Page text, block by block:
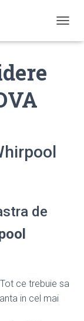
de
ce trebuie sa
in cel mai